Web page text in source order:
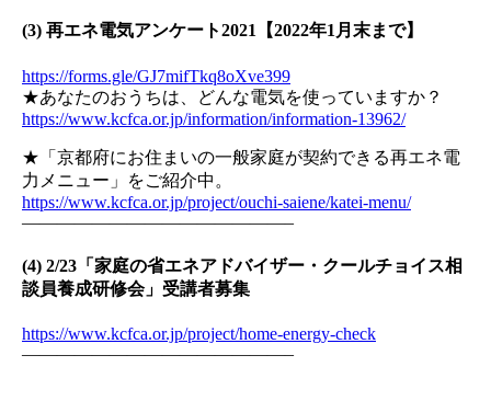
(3) 再エネ電気アンケート2021【2022年1月末まで】
https://forms.gle/GJ7mifTkq8oXve399
★あなたのおうちは、どんな電気を使っていますか？
https://www.kcfca.or.jp/information/information-13962/
★「京都府にお住まいの一般家庭が契約できる再エネ電
力メニュー」をご紹介中。
https://www.kcfca.or.jp/project/ouchi-saiene/katei-menu/
———————————————–
(4) 2/23「家庭の省エネアドバイザー・クールチョイス相
談員養成研修会」受講者募集
https://www.kcfca.or.jp/project/home-energy-check
———————————————–